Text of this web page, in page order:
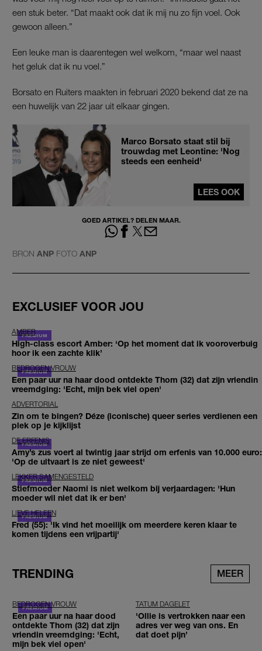
een stuk beter. “Dat maakt ook dat ik mij nu zo fijn voel. Ook
gewoon alleen.”
Een leuke man is daarentegen wel welkom, “maar wel naast
het geluk dat ik nu voel.”
Borsato en Ruiters maakten in februari 2020 bekend dat ze na
een huwelijk van 22 jaar uit elkaar gingen.
Marco Borsato staat stil bij
trouwdag met Leontine: 'Nog
steeds een eenheid'
LEES OOK
GOED ARTIKEL? DELEN MAAR.
BRON ANP FOTO ANP
EXCLUSIEF VOOR JOU
AMBER
High-class escort Amber: ‘Op het moment dat ik vooroverbuig
hoor ik een zachte klik’
BEDROGEN VROUW
Een paar uur na haar dood ontdekte Thom (32) dat zijn vriendin
vreemdging: 'Echt, mijn bek viel open'
ADVERTORIAL
Zin om te bingen? Déze (iconische) queer series verdienen een
plek op je kijklijst
DE ERFENIS
Amy’s zus voert al twintig jaar strijd om erfenis van 10.000 euro:
'Op de uitvaart is ze niet geweest'
LEKKER SAMENGESTELD
Stiefmoeder Naomi is niet welkom bij verjaardagen: 'Hun
moeder wil niet dat ik er ben'
LIEVE HELEEN
Fred (55): 'Ik vind het moeilijk om meerdere keren klaar te
komen tijdens een vrijpartij'
TRENDING MEER
BEDROGEN VROUW
Een paar uur na haar dood
ontdekte Thom (32) dat zijn
vriendin vreemdging: 'Echt,
mijn bek viel open'
TATUM DAGELET
'Ollie is vertrokken naar een
adres ver weg van ons. En
dat doet pijn’